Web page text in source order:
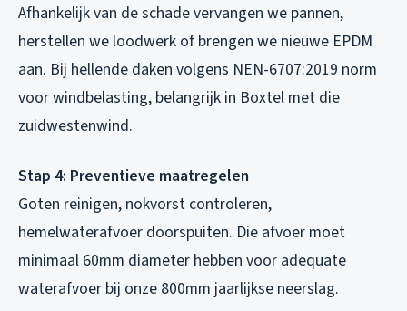
Afhankelijk van de schade vervangen we pannen,
herstellen we loodwerk of brengen we nieuwe EPDM
aan. Bij hellende daken volgens NEN-6707:2019 norm
voor windbelasting, belangrijk in Boxtel met die
zuidwestenwind.
Stap 4: Preventieve maatregelen
Goten reinigen, nokvorst controleren,
hemelwaterafvoer doorspuiten. Die afvoer moet
minimaal 60mm diameter hebben voor adequate
waterafvoer bij onze 800mm jaarlijkse neerslag.